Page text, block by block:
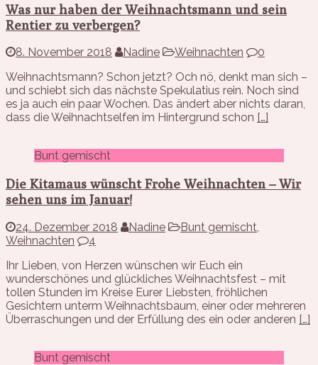
Was nur haben der Weihnachtsmann und sein
Rentier zu verbergen?
8. November 2018 Nadine Weihnachten
0
Weihnachtsmann? Schon jetzt? Och nö, denkt man sich –
und schiebt sich das nächste Spekulatius rein. Noch sind
es ja auch ein paar Wochen. Das ändert aber nichts daran,
dass die Weihnachtselfen im Hintergrund schon […]
Bunt gemischt
Die Kitamaus wünscht Frohe Weihnachten – Wir
sehen uns im Januar!
24. Dezember 2018 Nadine Bunt gemischt
Weihnachten
4
Ihr Lieben, von Herzen wünschen wir Euch ein
wunderschönes und glückliches Weihnachtsfest – mit
tollen Stunden im Kreise Eurer Liebsten, fröhlichen
Gesichtern unterm Weihnachtsbaum, einer oder mehreren
Überraschungen und der Erfüllung des ein oder anderen […]
Bunt gemischt